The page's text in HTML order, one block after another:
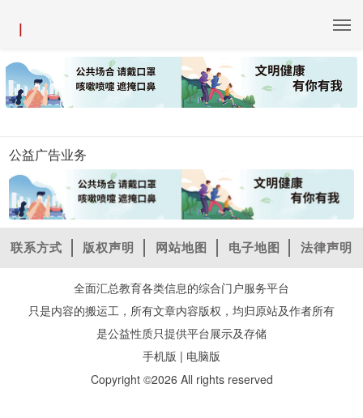
|
公益广告业务
联系方式 版权声明 网站地图 电子地图 法律声明
全面汇总教育各类信息的综合门户服务平台
只是内容的搬运工，所有文章内容版权，均归原站及作者所有
是公益性质只提供平台展示及存储
手机版 | 电脑版
Copyright ©2026 All rights reserved